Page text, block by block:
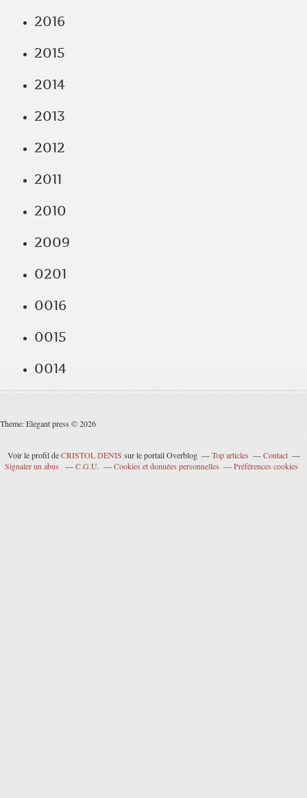
2016
2015
2014
2013
2012
2011
2010
2009
0201
0016
0015
0014
Theme: Elegant press © 2026
Voir le profil deCRISTOL DENIS sur le portail Overblog Top articles
Contact
Signaler un abus
C.G.U. Cookies et données personnelles Préférences cookies